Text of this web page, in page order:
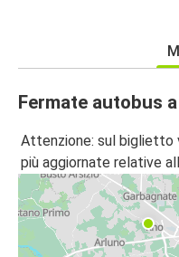
Fermate autobus
Attenzione: sul biglietto
più aggiornate relative